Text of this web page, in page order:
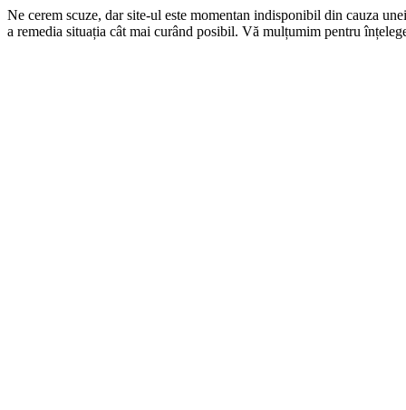
Ne cerem scuze, dar site-ul este momentan indisponibil din cauza
a remedia situația cât mai curând posibil. Vă mulțumim pentru